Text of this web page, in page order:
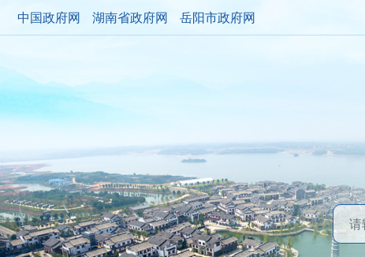
中国政府网 湖南省政府网 岳阳市政府网